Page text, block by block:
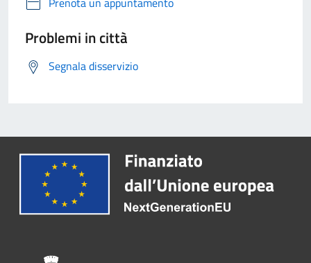
Problemi in città
Segnala disservizio